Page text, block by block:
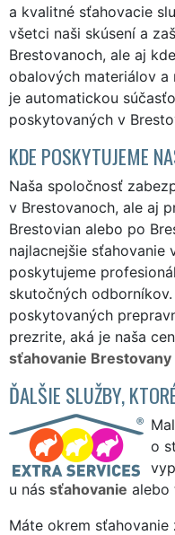
a kvalitné sťahovacie
všetci naši skúsení a
Brestovanoch, ale aj
obalových materiálov a
je automatickou
poskytovaných v
KDE POSKYTUJEME
Naša spoločnosť
v Brestovanoch, ale aj
Brestovian alebo po
najlacnejšie sťahovanie
poskytujeme
skutočných odborníkov.
poskytovaných
prezrite, aká je naša
sťahovanie Brestovany
ĎALŠIE SLUŽBY,
o
u nás sťahovanie alebo
Máte okrem